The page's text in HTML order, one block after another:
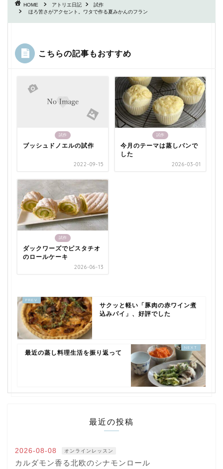
HOME アトリエ日記
試作
ほろ苦さがアクセント。ワタで作る夏みかんのフラン
こちらの記事もおすすめ
試作
ブッシュドノエルの試作
2022-09-15
試作
今月のテーマは蒸しパンで
した
2026-03-01
試作
ダックワーズでピスタチオ
のロールケーキ
2026-06-13
サクッと軽い「豚肉の赤ワイン煮
込みパイ」、好評でした
最近の蒸し料理生活を振り返って
最近の投稿
2026-08-08 オンラインレッスン
カルダモン香る北欧のシナモンロール